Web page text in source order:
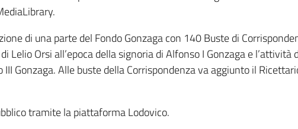
di una parte del Fondo Gonzaga con 140 Buste di
Orsi all’epoca della signoria di Alfonso I Gonzaga e l’attività
Gonzaga. Alle buste della Corrispondenza va aggiunto il
tramite la piattaforma Lodovico.